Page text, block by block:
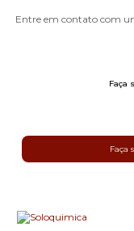
Entre em contato com
Faça
Faça